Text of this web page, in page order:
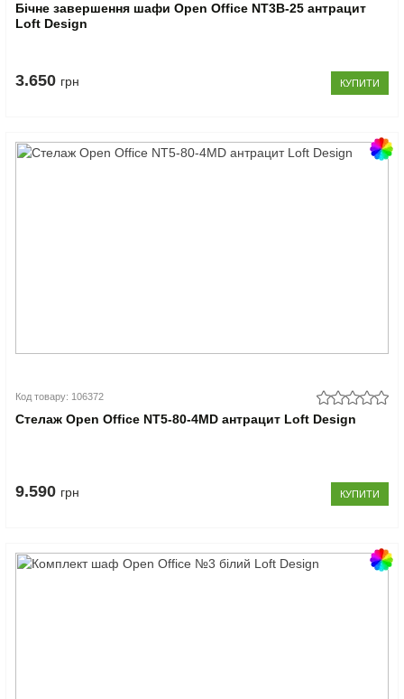
Бічне завершення шафи Open Office NT3B-25 антрацит
Loft Design
3.650 грн КУПИТИ
Код товару: 106372
Стелаж Open Office NT5-80-4MD антрацит Loft Design
9.590 грн КУПИТИ